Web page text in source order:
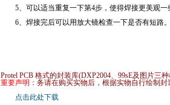
5、可以适当重复一下第4步，使得焊接更美观一
6、焊接完后可以用放大镜检查一下是否有短路
Protel PCB 格式的封装库(DXP2004、99sE及图片三
重要声明： 务请在购买实物后，根据实物自行绘制
点击此处下载